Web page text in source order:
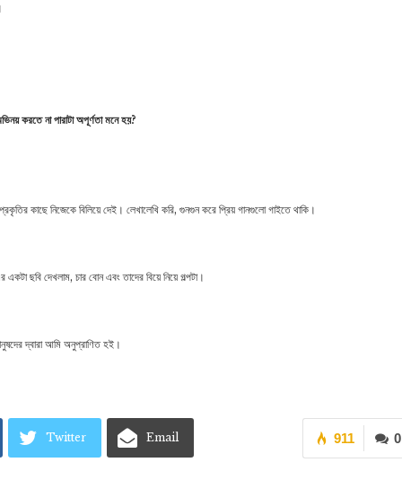
করতে না পারাটা অপূর্ণতা মনে হয়?
কাছে নিজেকে বিলিয়ে দেই। লেখালেখি করি, গুনগুন করে প্রিয় গানগুলো গাইতে থাকি।
ছবি দেখলাম, চার বোন এবং তাদের বিয়ে নিয়ে গল্পটা।
দ্বারা আমি অনুপ্রাণিত হই।
0
911
Twitter Email